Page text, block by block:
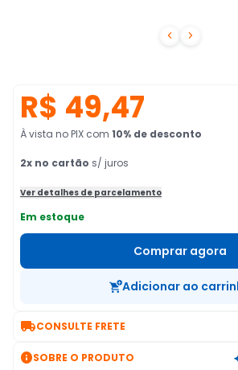
 
R$ 49,47
À vista no PIX com 10% de desconto
2x no cartão s/ juros
Ver detalhes de parcelamento
Em estoque
Comprar agora
Adicionar ao
CONSULTE FRETE
SOBRE O PRODUTO